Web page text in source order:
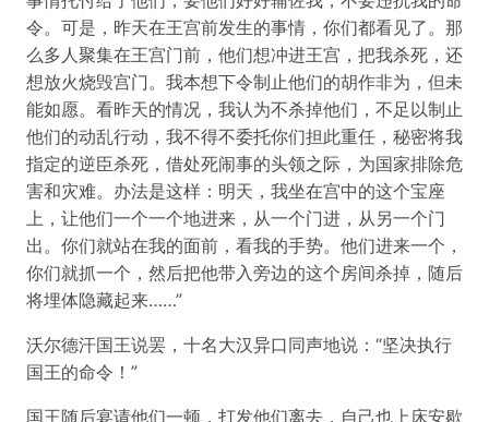
令。可是，昨天在王宫前发生的事情，你们都看见了。那
么多人聚集在王宫门前，他们想冲进王宫，把我杀死，还
想放火烧毁宫门。我本想下令制止他们的胡作非为，但未
能如愿。看昨天的情况，我认为不杀掉他们，不足以制止
他们的动乱行动，我不得不委托你们担此重任，秘密将我
指定的逆臣杀死，借处死闹事的头领之际，为国家排除危
害和灾难。办法是这样：明天，我坐在宫中的这个宝座
上，让他们一个一个地进来，从一个门进，从另一个门
出。你们就站在我的面前，看我的手势。他们进来一个，
你们就抓一个，然后把他带入旁边的这个房间杀掉，随后
将埋体隐藏起来……”
沃尔德汗国王说罢，十名大汉异口同声地说：“坚决执行
国王的命令！”
国王随后宴请他们一顿，打发他们离去，自己也上床安歇